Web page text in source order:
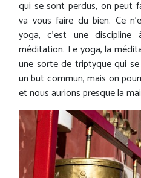
qui se sont perdus, on peut
va vous faire du bien. Ce
yoga, c'est une
méditation. Le yoga, la
une sorte de triptyque qui
un but commun, mais on
et nous aurions presque la